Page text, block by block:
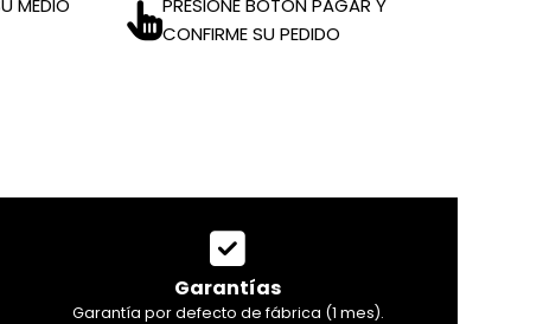
MEDIO
PRESIONE BOTÓN PAGAR Y
CONFIRME SU PEDIDO
Garantías
Garantía por defecto de fábrica (1 mes).